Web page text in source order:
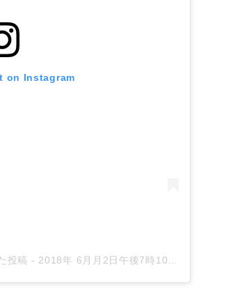
on Instagram
投稿 - 2018年 6月月2日午後7時10分PDT